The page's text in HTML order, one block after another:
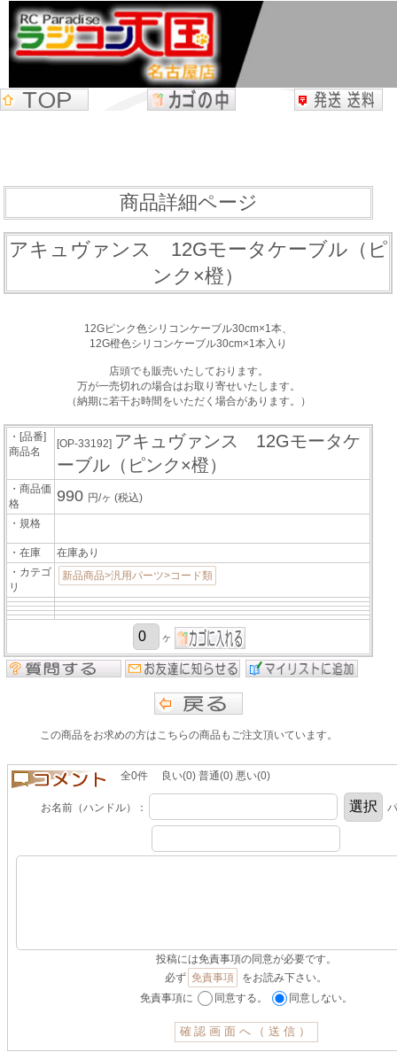
商品詳細ページ
アキュヴァンス 12Gモータケーブル（ピ
ンク×橙）
12Gピンク色シリコンケーブル30cm×1本、
12G橙色シリコンケーブル30cm×1本入り
店頭でも販売いたしております。
万が一売切れの場合はお取り寄せいたします。
（納期に若干お時間をいただく場合があります。）
・[品番]
商品名
[OP-33192] アキュヴァンス 12Gモータケ
ーブル（ピンク×橙）
・商品価
格
990 円/ヶ(税込)
・規格
・在庫
在庫あり
・カテゴ
リ
新品商品>汎用パーツ>コード類
ヶ
この商品をお求めの方はこちらの商品もご注文頂いています。
全0件 良い(0) 普通(0) 悪い(0)
お名前（ハンドル）：
投稿には免責事項の同意が必要です。
必ず 免責事項
をお読み下さい。
免責事項に
同意する。 同意しない。